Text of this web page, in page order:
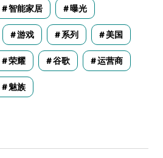
智能家居 曝光
游戏 系列 美国
荣耀 谷歌 运营商
魅族